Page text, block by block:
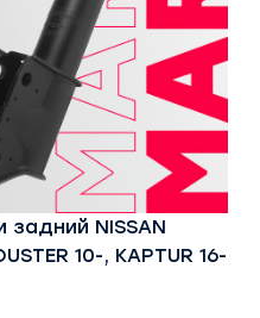
NISSAN
10-, KAPTUR 16-